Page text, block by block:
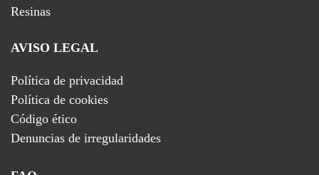
Resinas
AVISO LEGAL
Política de privacidad
Política de cookies
Código ético
Denuncias de irregularidades